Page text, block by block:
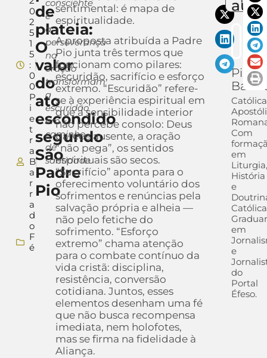
0
2
5
1
5
:
0
0
P
i
e
t
r
a
B
a
r
r
a
d
o
F
é
de
plateia:
O
valor
do
ato
escondido
segundo
São
Padre
Pio
consciente
e
a
perseverança
na
oração
transformam
a
escuridão
em
caminho
de
santidade
sentimental: é mapa de
espiritualidade.
A proposta atribuída a Padre
Pio junta três termos que
funcionam como pilares:
escuridão, sacrifício e esforço
extremo. “Escuridão” refere-
se à experiência espiritual em
que a sensibilidade interior
não percebe consolo: Deus
parece ausente, a oração
“não pega”, os sentidos
espirituais são secos.
“Sacrifício” aponta para o
oferecimento voluntário dos
sofrimentos e renúncias pela
salvação própria e alheia —
não pelo fetiche do
sofrimento. “Esforço
extremo” chama atenção
para o combate contínuo da
vida cristã: disciplina,
resistência, conversão
cotidiana. Juntos, esses
elementos desenham uma fé
que não busca recompensa
imediata, nem holofotes,
mas se firma na fidelidade à
Aliança.
Pietra
Católica
Com
em
Liturgia,
História
e
em
e
do
Portal
Éfeso.